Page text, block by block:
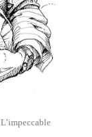
L’impeccable